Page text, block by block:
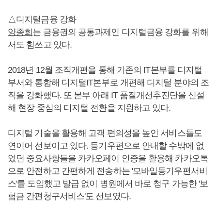
△디지털금융 강화
양종희 는 금융권의 공통과제인 디지털금융 강화를 위해
서도 힘쓰고 있다.
2018년 12월 조직개편을 통해 기존의 IT본부를 디지털
부서와 통합해 디지털IT본부로 개편해 디지털 분야의 조
직을 강화했다. 또 본부 아래 IT 품질개선추진단을 신설
해 현장 중심의 디지털 전환을 지원하고 있다.
디지털 기술을 활용해 고객 편의성을 높인 서비스들도
연이어 선보이고 있다. 등기우편으로 안내할 수밖에 없
었던 중요사항들을 카카오페이 인증을 활용해 카카오톡
으로 안전하고 간편하게 전송하는 '모바일등기우편서비
스'를 도입했고 발급 없이 병원에서 바로 청구 가능한 '보
험금 간편청구서비스'도 선보였다.